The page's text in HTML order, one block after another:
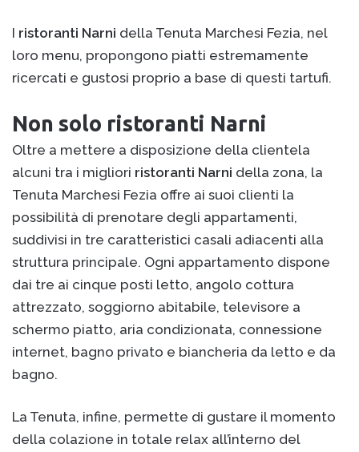
I ristoranti Narni della Tenuta Marchesi Fezia, nel
loro menu, propongono piatti estremamente
ricercati e gustosi proprio a base di questi tartufi.
Non solo ristoranti Narni
Oltre a mettere a disposizione della clientela
alcuni tra i migliori ristoranti Narni della zona, la
Tenuta Marchesi Fezia offre ai suoi clienti la
possibilità di prenotare degli appartamenti,
suddivisi in tre caratteristici casali adiacenti alla
struttura principale. Ogni appartamento dispone
dai tre ai cinque posti letto, angolo cottura
attrezzato, soggiorno abitabile, televisore a
schermo piatto, aria condizionata, connessione
internet, bagno privato e biancheria da letto e da
bagno.
La Tenuta, infine, permette di gustare il momento
della colazione in totale relax all’interno del